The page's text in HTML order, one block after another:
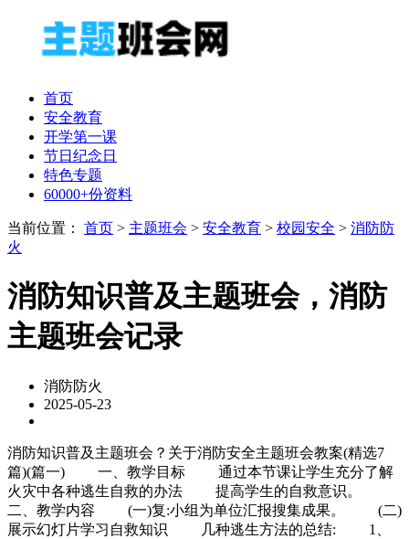
首页
安全教育
开学第一课
节日纪念日
特色专题
60000+份资料
当前位置： 首页 > 主题班会 > 安全教育 > 校园安全 > 消防防
火
消防知识普及主题班会，消防
主题班会记录
消防防火
2025-05-23
消防知识普及主题班会？关于消防安全主题班会教案(精选7
篇)(篇一) 一、教学目标 通过本节课让学生充分了解
火灾中各种逃生自救的办法 提高学生的自救意识。
二、教学内容 (一)复:小组为单位汇报搜集成果。 (二)
展示幻灯片学习自救知识 几种逃生方法的总结: 1、